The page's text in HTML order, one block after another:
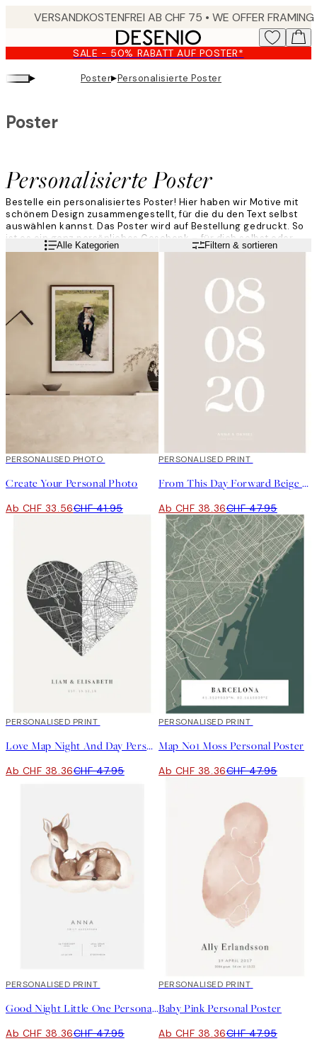
content.
SALE - 50% RABATT AUF POSTER*
▸ Poster▸Personalisierte Poster
Personalisierte Poster
Poster
Bestelle ein personalisiertes Poster! Hier haben wir Motive mit
schönem Design zusammengestellt, für die du den Text selbst
auswählen kannst. Das Poster wird auf Bestellung gedruckt. So
ist es ein ganz persönliches Geschenk – für dich selbst oder
einen Menschen, der dir wichtig ist.
WeiterlesenAlle Kategorien Filtern & sortieren
20%*Kunst erstellen
PERSONALISED PHOTO
Create Your Personal Photo
Ab CHF 33.56CHF 41.95
20%*
PERSONALISED PRINT
From This Day Forward Beige Personal Poster
Ab CHF 38.36CHF 47.95
20%*
PERSONALISED PRINT
Love Map Night And Day Personal Poster
Ab CHF 38.36CHF 47.95
20%*
PERSONALISED PRINT
Map No1 Moss Personal Poster
Ab CHF 38.36CHF 47.95
20%*
PERSONALISED PRINT
Good Night Little One Personal Poster
Ab CHF 38.36CHF 47.95
20%*
PERSONALISED PRINT
Baby Pink Personal Poster
Ab CHF 38.36CHF 47.95